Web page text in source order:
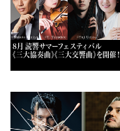
8月 読響サマーフェスティバル
《三大協奏曲》《三大交響曲》を開催！